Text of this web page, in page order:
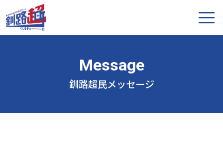
釧路超民メッセージ